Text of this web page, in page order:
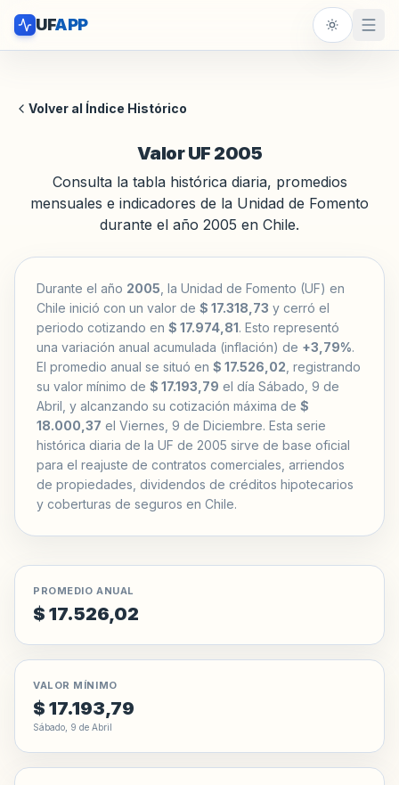
UFAPP
Volver al Índice Histórico
Valor UF 2005
Consulta la tabla histórica diaria, promedios
mensuales e indicadores de la Unidad de Fomento
durante el año 2005 en Chile.
Durante el año 2005 , la Unidad de Fomento (UF) en
Chile inició con un valor de $ 17.318,73 y cerró el
periodo cotizando en $ 17.974,81. Esto representó
una variación anual acumulada (inflación) de +3,79%.
El promedio anual se situó en $ 17.526,02 , registrando
su valor mínimo de $ 17.193,79 el día Sábado, 9 de
Abril, y alcanzando su cotización máxima de $
18.000,37 el Viernes, 9 de Diciembre. Esta serie
histórica diaria de la UF de 2005 sirve de base oficial
para el reajuste de contratos comerciales, arriendos
de propiedades, dividendos de créditos hipotecarios
y coberturas de seguros en Chile.
PROMEDIO ANUAL
$ 17.526,02
VALOR MÍNIMO
$ 17.193,79
Sábado, 9 de Abril